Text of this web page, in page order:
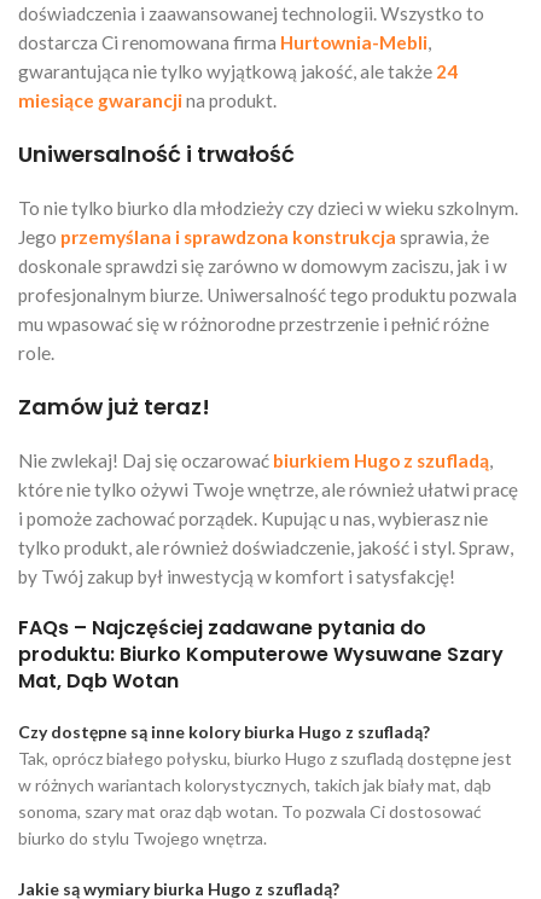
doświadczenia i zaawansowanej technologii. Wszystko to
dostarcza Ci renomowana firma Hurtownia-Mebli,
gwarantująca nie tylko wyjątkową jakość, ale także 24
miesiące gwarancjina produkt.
Uniwersalność i trwałość
To nie tylko biurko dla młodzieży czy dzieci w wieku szkolnym.
Jego przemyślana i sprawdzona konstrukcja sprawia, że
doskonale sprawdzi się zarówno w domowym zaciszu, jak i w
profesjonalnym biurze. Uniwersalność tego produktu pozwala
mu wpasować się w różnorodne przestrzenie i pełnić różne
role.
Zamów już teraz!
Nie zwlekaj! Daj się oczarować biurkiem Hugo z szufladą,
które nie tylko ożywi Twoje wnętrze, ale również ułatwi pracę
i pomoże zachować porządek. Kupując u nas, wybierasz nie
tylko produkt, ale również doświadczenie, jakość i styl. Spraw,
by Twój zakup był inwestycją w komfort i satysfakcję!
FAQs – Najczęściej zadawane pytania do
produktu: Biurko Komputerowe Wysuwane Szary
Mat, Dąb Wotan
Czy dostępne są inne kolory biurka Hugo z szufladą?
Tak, oprócz białego połysku, biurko Hugo z szufladą dostępne jest
w różnych wariantach kolorystycznych, takich jak biały mat, dąb
sonoma, szary mat oraz dąb wotan. To pozwala Ci dostosować
biurko do stylu Twojego wnętrza.
Jakie są wymiary biurka Hugo z szufladą?